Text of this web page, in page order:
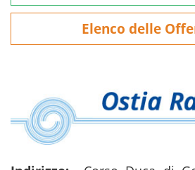
Elenco delle